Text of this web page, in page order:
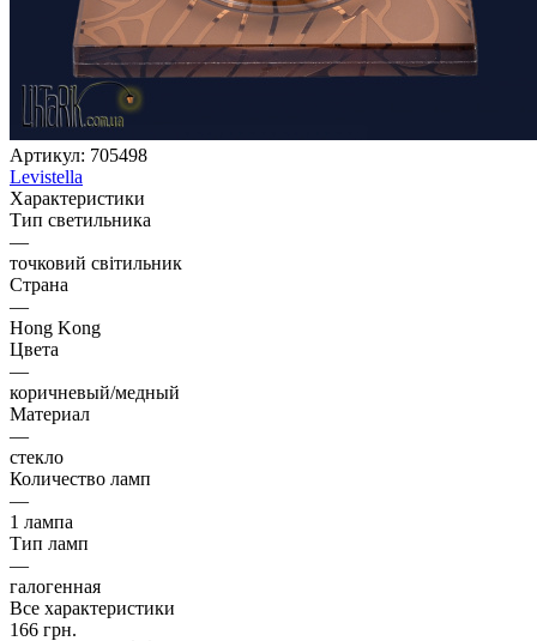
Артикул: 705498
Levistella
Характеристики
Тип светильника
—
точковий світильник
Страна
—
Hong Kong
Цвета
—
коричневый/медный
Материал
—
стекло
Количество ламп
—
1 лампа
Тип ламп
—
галогенная
Все характеристики
166 грн.